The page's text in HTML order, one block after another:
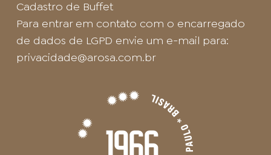
Cadastro de Buffet
Para entrar em contato com o encarregado
de dados de LGPD envie um e-mail para:
privacidade@arosa.com.br